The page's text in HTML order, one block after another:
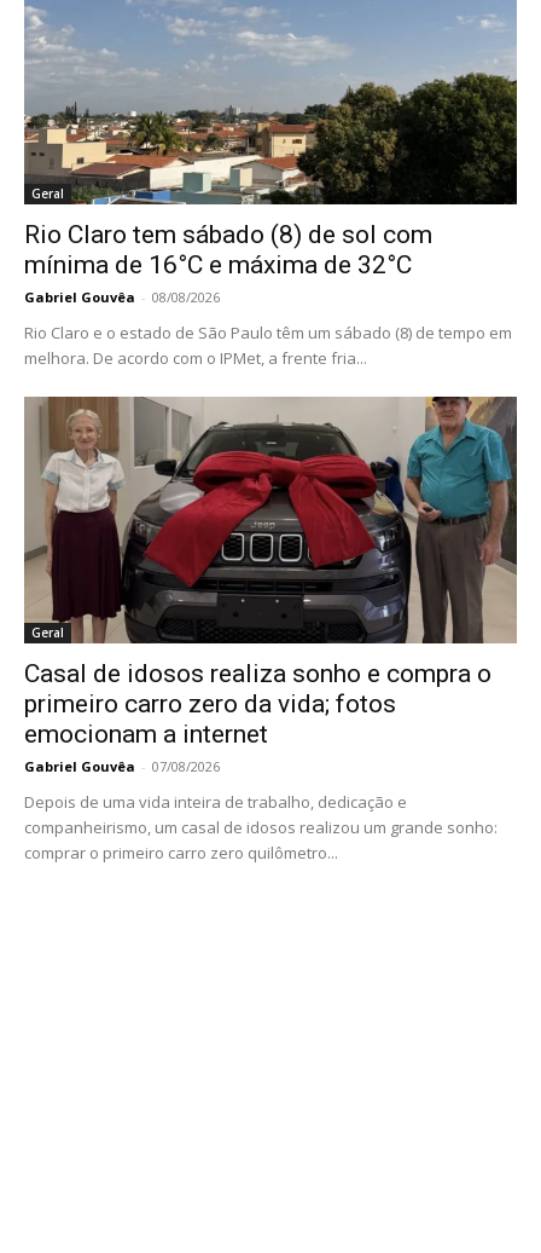
Geral
Rio Claro tem sábado (8) de sol com
mínima de 16°C e máxima de 32°C
Gabriel Gouvêa - 08/08/2026
Rio Claro e o estado de São Paulo têm um sábado (8) de tempo em
melhora. De acordo com o IPMet, a frente fria...
Geral
Casal de idosos realiza sonho e compra o
primeiro carro zero da vida; fotos
emocionam a internet
Gabriel Gouvêa - 07/08/2026
Depois de uma vida inteira de trabalho, dedicação e
companheirismo, um casal de idosos realizou um grande sonho:
comprar o primeiro carro zero quilômetro...